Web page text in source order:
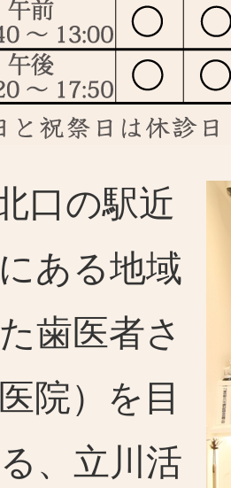
口の駅近
ある地域
歯医者さ
院）を目
、立川活